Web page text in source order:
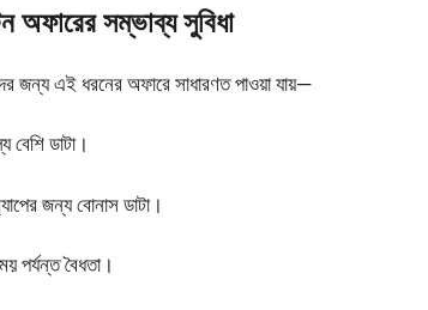
অফারের সম্ভাব্য সুবিধা
জন্য এই ধরনের অফারে সাধারণত পাওয়া যায়—
বেশি ডাটা।
অ্যাপের জন্য বোনাস ডাটা।
পর্যন্ত বৈধতা।